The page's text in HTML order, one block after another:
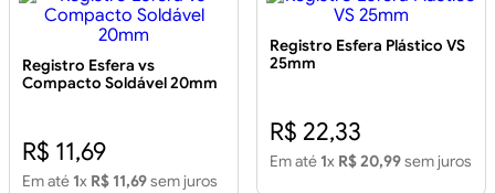
Registro Esfera vs
Compacto Soldável 20mm
R$ 11,69
Em até 1x R$ 11,69sem juros
Registro Esfera Plástico VS
25mm
R$ 22,33
Em até 1x R$ 20,99sem juros